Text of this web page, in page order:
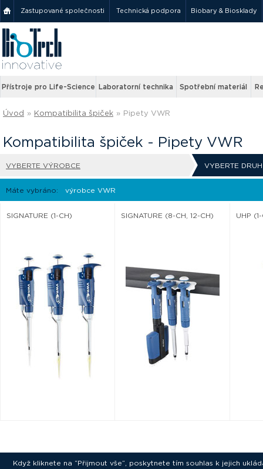
Zastupované společnosti Technická podpora Biobary & Biosklady
Přístroje pro Life-Science Laboratorní technika Spotřební materiál
Úvod » Kompatibilita špiček » Pipety VWR
Kompatibilita špiček - Pipety VWR
VYBERTE VÝROBCE VYBERTE
Máte vybráno: výrobce VWR
SIGNATURE (1-CH) SIGNATURE (8-CH, 12-CH) UHP
Když kliknete na “Přijmout vše”, poskytnete tím souhlas k jejich